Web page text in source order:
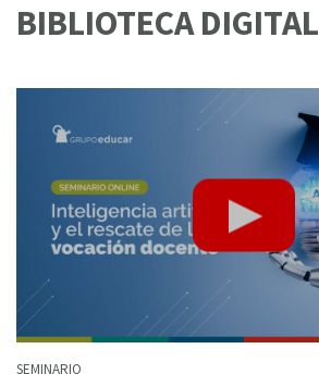
BIBLIOTECA DIGITAL
SEMINARIO